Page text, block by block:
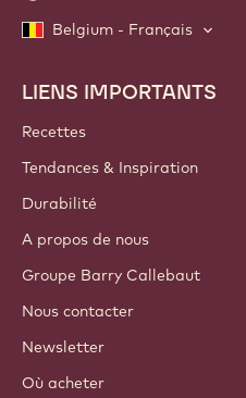
Belgium - Français
Footer
Callebaut
LIENS IMPORTANTS
Recettes
Tendances & Inspiration
Durabilité
A propos de nous
Groupe Barry Callebaut
Nous contacter
Newsletter
Où acheter